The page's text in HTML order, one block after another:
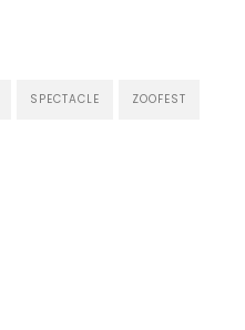
SPECTACLE ZOOFEST